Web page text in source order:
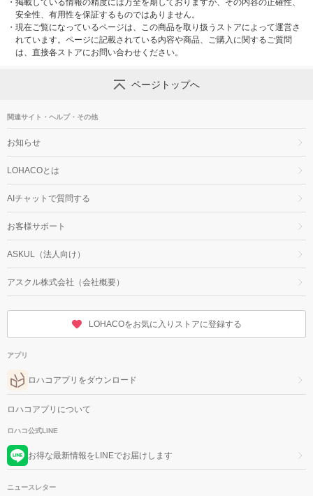
・ 掲載している情報の精度には万全を期しておりますが、その内容の正確性、
安全性、有用性を保証するものではありません。
・ 現在ご覧になっているページは、この商品を取り扱うストアによって運営さ
れています。ページに記載されている内容や商品、ご購入に関するご質問
は、直接各ストアにお問い合わせください。
ページトップへ
関連サイト・ヘルプ・その他
お知らせ
LOHACOとは
AIチャットで質問する
お客様サポート
ASKUL（法人向け）
アスクル株式会社（会社概要）
LOHACOをお気に入りストアに登録する
アプリ
ロハコアプリをダウンロード
ロハコアプリについて
ロハコ公式LINE
お得な最新情報をLINEでお届けします
ニュースレター